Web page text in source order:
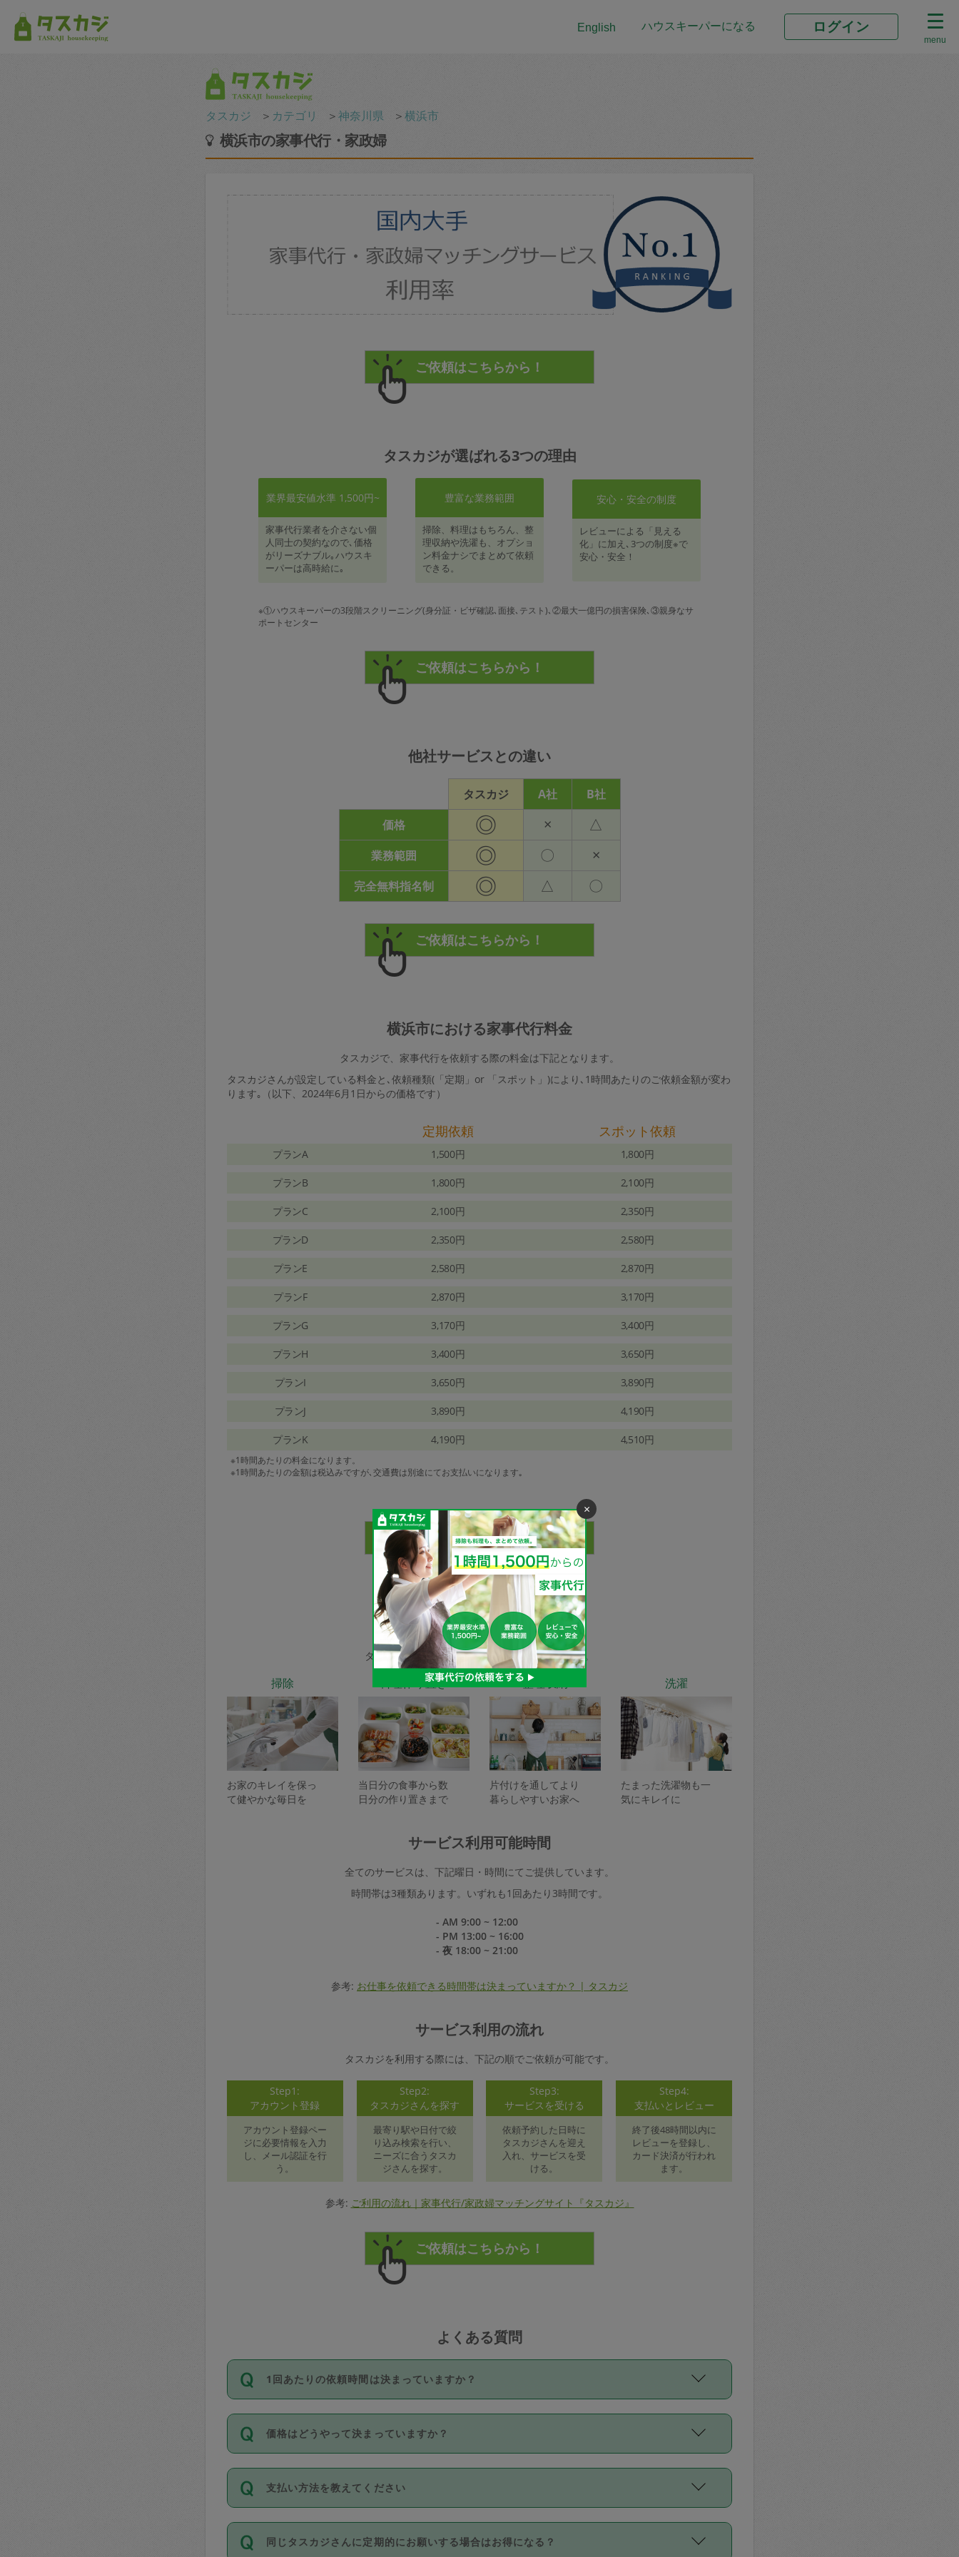
English ハウスキーパーになる ログイン
menu
タスカジ ＞ カテゴリ ＞神奈川県 ＞横浜市
横浜市の家事代行・家政婦
タスカジが選ばれる3つの理由
業界最安値水準 1,500円~
家事代行業者を介さない個
人同士の契約なので､価格
がリーズナブル｡ハウスキ
ーパーは高時給に｡
豊富な業務範囲
掃除、料理はもちろん、整
理収納や洗濯も、オプショ
ン料金ナシでまとめて依頼
できる。
安心・安全の制度
レビューによる「見える
化」に加え､3つの制度※で
安心・安全！
※①ハウスキーパーの3段階スクリーニング(身分証・ビザ確認､面接､テスト)､②最大一億円の損害保険､③親身なサ
ポートセンター
他社サービスとの違い
タスカジ A社
B社
価格
◎ × △
業務範囲 ◎ 〇 ×
完全無料指名制 ◎ △ 〇
横浜市における家事代行料金
タスカジで、家事代行を依頼する際の料金は下記となります。
タスカジさんが設定している料金と､依頼種類(「定期」or 「スポット」)により､1時間あたりのご依頼金額が変わ
ります｡（以下、2024年6月1日からの価格です）
定期依頼 スポット依頼
プランA 1,500円 1,800円
プランB 1,800円 2,100円
プランC 2,100円 2,350円
プランD 2,350円 2,580円
プランE 2,580円 2,870円
プランF 2,870円 3,170円
プランG 3,170円 3,400円
プランH 3,400円 3,650円
プランI 3,650円 3,890円
プランJ 3,890円 4,190円
プランK 4,190円 4,510円
※1時間あたりの料金になります。
※1時間あたりの金額は税込みですが､交通費は別途にてお支払いになります｡
家事代行サービスの種類
タスカジで依頼できるサービスは下記となります。
掃除
お家のキレイを保っ
て健やかな毎日を
料理作り置き
当日分の食事から数
日分の作り置きまで
整理収納
片付けを通してより
暮らしやすいお家へ
洗濯
たまった洗濯物も一
気にキレイに
サービス利用可能時間
全てのサービスは、下記曜日・時間にてご提供しています。
時間帯は3種類あります。いずれも1回あたり3時間です。
- AM 9:00 ~ 12:00
- PM 13:00 ~ 16:00
- 夜 18:00 ~ 21:00
参考: お仕事を依頼できる時間帯は決まっていますか？ | タスカジ
サービス利用の流れ
タスカジを利用する際には、下記の順でご依頼が可能です。
Step1:
アカウント登録
アカウント登録ペー
ジに必要情報を入力
し、メール認証を行
う。
Step2:
タスカジさんを探す
最寄り駅や日付で絞
り込み検索を行い、
ニーズに合うタスカ
ジさんを探す。
Step3:
サービスを受ける
依頼予約した日時に
タスカジさんを迎え
入れ、サービスを受
ける。
Step4:
支払いとレビュー
終了後48時間以内に
レビューを登録し、
カード決済が行われ
ます。
参考: ご利用の流れ｜家事代行/家政婦マッチングサイト『タスカジ』
よくある質問
1回あたりの依頼時間は決まっていますか？
依頼1回につき3時間固定です。3時間を超えて依頼したい場合は、延長機能をご利用くださ
い。機能をご利用いただくには、タスカジさんに事前に相談し、合意の上事前申請すること
が必要です。なお、3時間を下回っても、値引き等はございません。
価格はどうやって決まっていますか？
11種類の価格帯の中からタスカジさん自身が価格を選んで設定しています。
タスカジさんの価格設定には最初は制限があり、レビュー件数、レビューの平均値、などで
除々に設定可能な最高額が上がっていく仕組みになっています。
支払い方法を教えてください
お支払方法はクレジットカード（Visa／Master／JCB／AMERICAN EXPRESS／Diners
Club）のみとなります。
同じタスカジさんに定期的にお願いする場合はお得になる？
×